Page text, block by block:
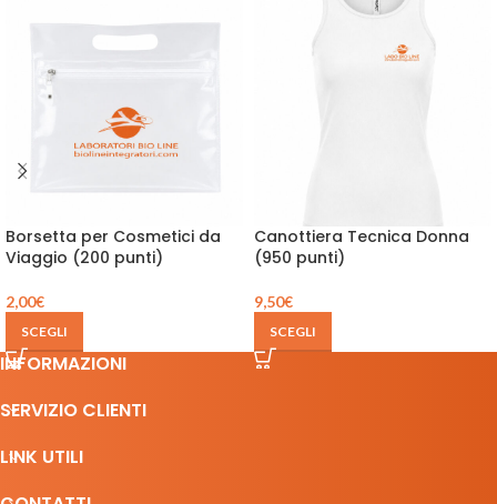
Borsetta per Cosmetici da
Viaggio (200 punti)
2,00€
SCEGLI
Canottiera Tecnica Donna
(950 punti)
9,50€
SCEGLI
INFORMAZIONI
SERVIZIO CLIENTI
LINK UTILI